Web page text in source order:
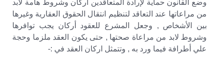
وضع القانون حماية لإرادة المتعاقدين أركان وشروط هامة لأبد
من مراعاتها عند التعاقد لتنظيم انتقال الحقوق العقارية وغيرها
بين الأشخاص , وجعل المشرع للعقود أركان يجب توافرها
وشروط لابد من مراعاة صحتها , حتى يكون العقد ملزما وحجة
علي أطرافة فيما ورد به , وتتمثل اركان العقد في :-